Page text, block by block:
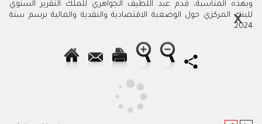
وبهذه المناسبة، قدم عبد اللطيف الجواهري للملك التقرير السنوي
للبنك المركزي حول الوضعية الاقتصادية والنقدية والمالية برسم سنة
2024.